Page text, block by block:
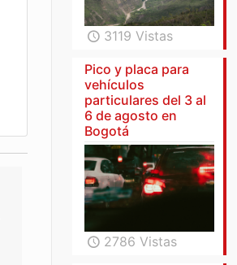
3119 Vistas
Pico y placa para
vehículos
particulares del 3 al
6 de agosto en
Bogotá
2786 Vistas